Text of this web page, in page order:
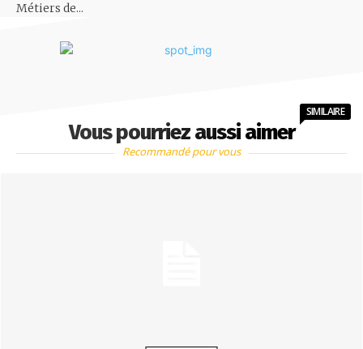
Métiers de...
Vous pourriez aussi aimer
SIMILAIRE
Recommandé pour vous